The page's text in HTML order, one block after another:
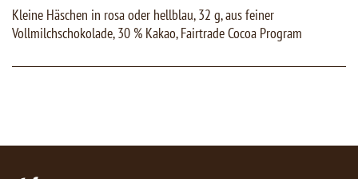
Kleine Häschen in rosa oder hellblau, 32 g, aus feiner
Vollmilchschokolade, 30 % Kakao, Fairtrade Cocoa Program